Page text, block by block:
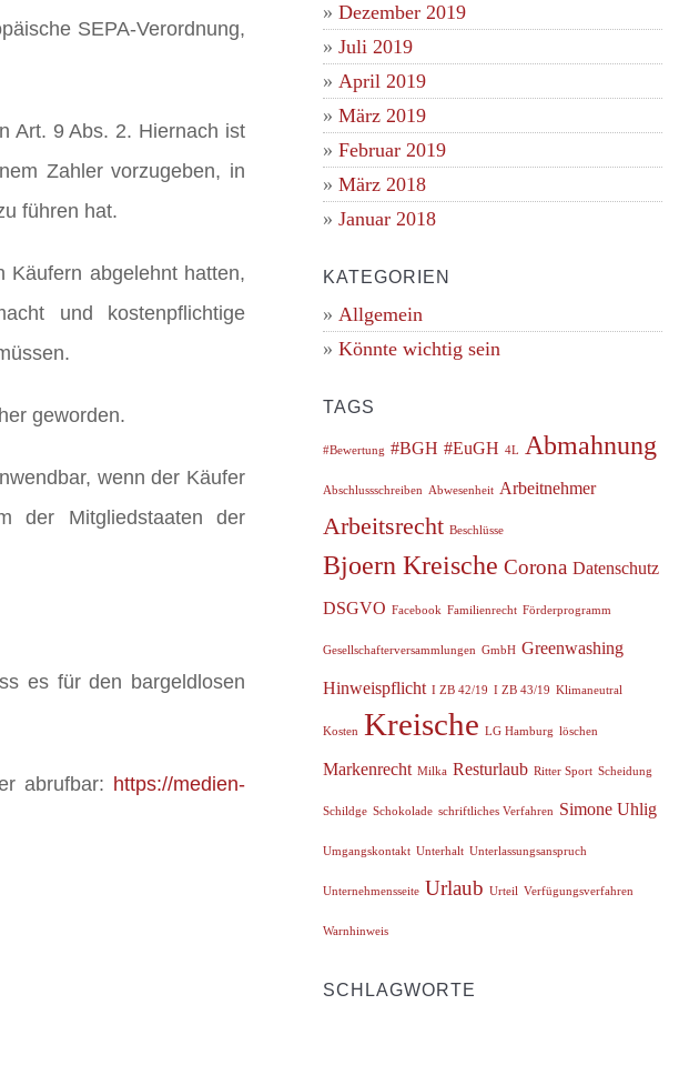
SEPA-Verordnung,
Art. 9 Abs. 2. Hiernach ist
Zahler vorzugeben, in
führen hat.
Käufern abgelehnt hatten,
und kostenpflichtige
geworden.
wenn der Käufer
der Mitgliedstaaten der
es für den bargeldlosen
abrufbar: https://medien-
Dezember 2019
Juli 2019
April 2019
März 2019
Februar 2019
März 2018
Januar 2018
KATEGORIEN
Allgemein
Könnte wichtig sein
TAGS
#Bewertung #BGH #EuGH 4L Abmahnung
Abschlussschreiben Abwesenheit Arbeitnehmer
Arbeitsrecht Beschlüsse
Bjoern Kreische Corona Datenschutz
DSGVO Facebook Familienrecht Förderprogramm
Gesellschafterversammlungen GmbH Greenwashing
Hinweispflicht I ZB 42/19 I ZB 43/19 Klimaneutral
Kosten Kreische LG Hamburg löschen
Markenrecht Milka Resturlaub Ritter Sport Scheidung
Schildge Schokolade schriftliches Verfahren Simone Uhlig
Umgangskontakt Unterhalt Unterlassungsanspruch
Unternehmensseite Urlaub Urteil Verfügungsverfahren
Warnhinweis
SCHLAGWORTE